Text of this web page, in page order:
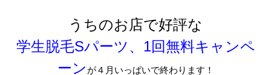
うちのお店で好評な
学生脱毛Sパーツ、1回無料キャンペ
ーン が４月いっぱいで終わります！